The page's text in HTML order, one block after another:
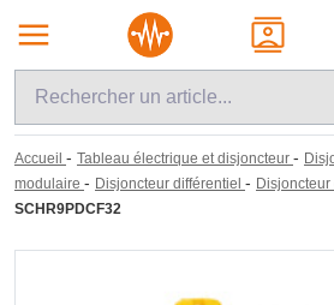
Accueil - Tableau électrique et disjoncteur -
modulaire - Disjoncteur différentiel -
SCHR9PDCF32